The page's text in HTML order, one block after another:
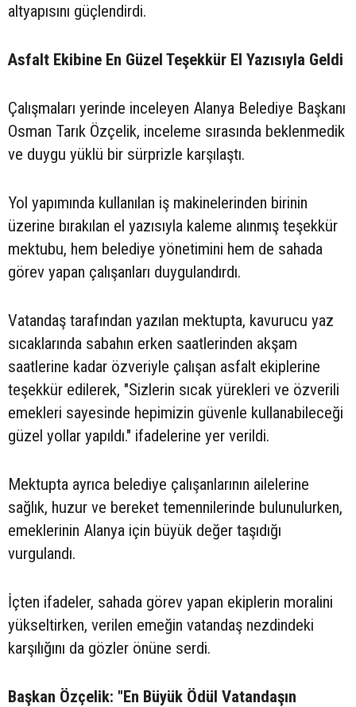
altyapısını güçlendirdi.
Asfalt Ekibine En Güzel Teşekkür El Yazısıyla Geldi
Çalışmaları yerinde inceleyen Alanya Belediye Başkanı
Osman Tarık Özçelik, inceleme sırasında beklenmedik
ve duygu yüklü bir sürprizle karşılaştı.
Yol yapımında kullanılan iş makinelerinden birinin
üzerine bırakılan el yazısıyla kaleme alınmış teşekkür
mektubu, hem belediye yönetimini hem de sahada
görev yapan çalışanları duygulandırdı.
Vatandaş tarafından yazılan mektupta, kavurucu yaz
sıcaklarında sabahın erken saatlerinden akşam
saatlerine kadar özveriyle çalışan asfalt ekiplerine
teşekkür edilerek, "Sizlerin sıcak yürekleri ve özverili
emekleri sayesinde hepimizin güvenle kullanabileceği
güzel yollar yapıldı." ifadelerine yer verildi.
Mektupta ayrıca belediye çalışanlarının ailelerine
sağlık, huzur ve bereket temennilerinde bulunulurken,
emeklerinin Alanya için büyük değer taşıdığı
vurgulandı.
İçten ifadeler, sahada görev yapan ekiplerin moralini
yükseltirken, verilen emeğin vatandaş nezdindeki
karşılığını da gözler önüne serdi.
Başkan Özçelik: "En Büyük Ödül Vatandaşın